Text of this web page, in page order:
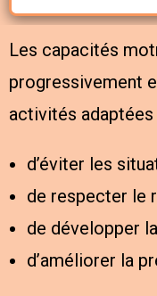
Les capacités
progressivement
activités adaptées
d’éviter les
de respecter le
de développer
d’améliorer la